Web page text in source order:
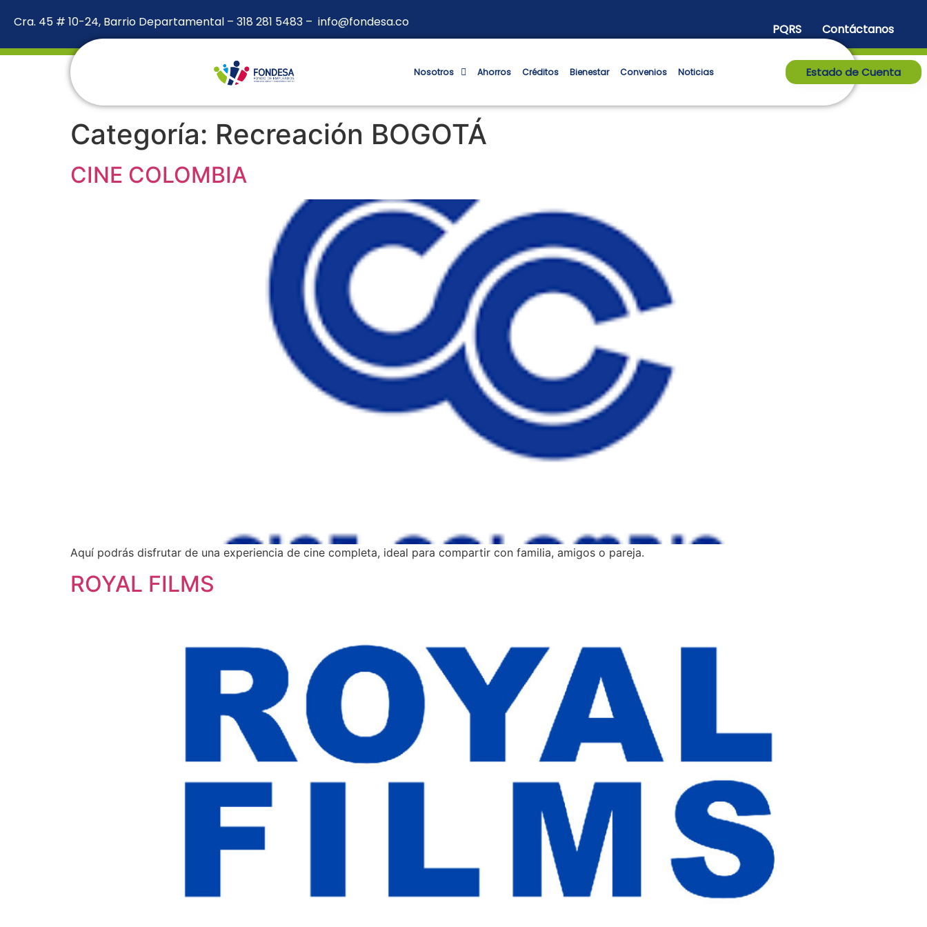
Cra. 45 # 10-24, Barrio Departamental – 318 281 5483 – info@fondesa.co PQRS Contáctanos
Nosotros Ahorros Créditos Bienestar Convenios Noticias Estado de Cuenta
Categoría: Recreación BOGOTÁ
CINE COLOMBIA
Aquí podrás disfrutar de una experiencia de cine completa, ideal para compartir con familia, amigos o pareja.
ROYAL FILMS